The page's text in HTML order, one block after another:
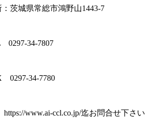
：茨城県常総市鴻野山1443-7
0297-34-7807
0297-34-7780
www.ai-ccl.co.jp/迄お問合せ下さい